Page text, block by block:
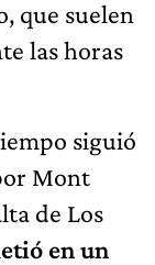
que suelen
las horas
siguió
Mont
de Los
en un